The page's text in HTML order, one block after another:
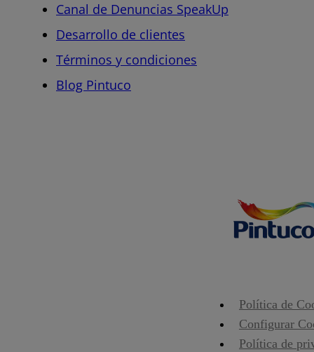
Canal de Denuncias SpeakUp
Desarrollo de clientes
Términos y condiciones
Blog Pintuco
Política de
Configurar
Política de